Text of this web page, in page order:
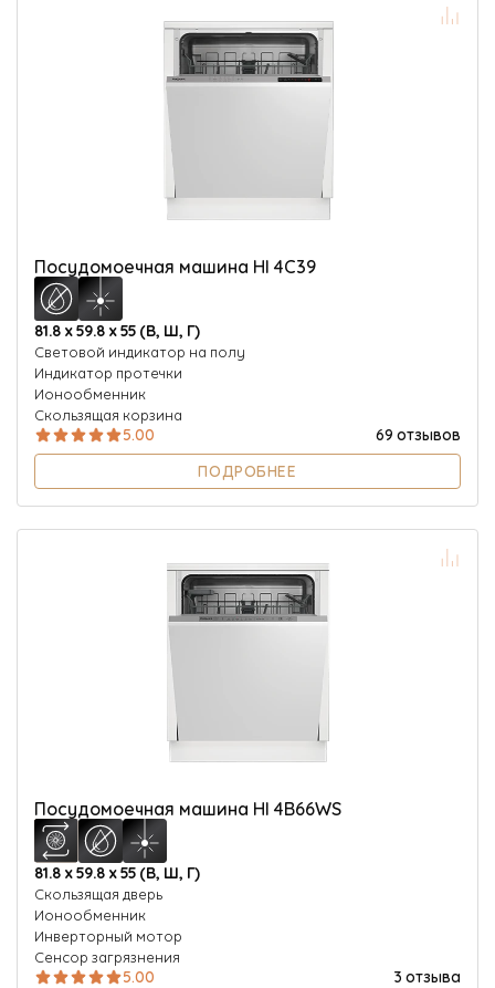
Посудомоечная машина HI 4C39
81.8 х 59.8 х 55 (В, Ш, Г)
Световой индикатор на полу
Индикатор протечки
Ионообменник
Скользящая корзина
5.00
69 отзывов
ПОДРОБНЕЕ
Посудомоечная машина HI 4B66WS
81.8 х 59.8 х 55 (В, Ш, Г)
Скользящая дверь
Ионообменник
Инверторный мотор
Сенсор загрязнения
5.00
3 отзыва